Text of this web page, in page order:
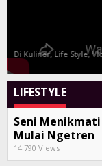
Chef Farah
Di Kuliner, Life Style,
LIFESTYLE
Seni Menikmati
Mulai Ngetren
14.790 Views